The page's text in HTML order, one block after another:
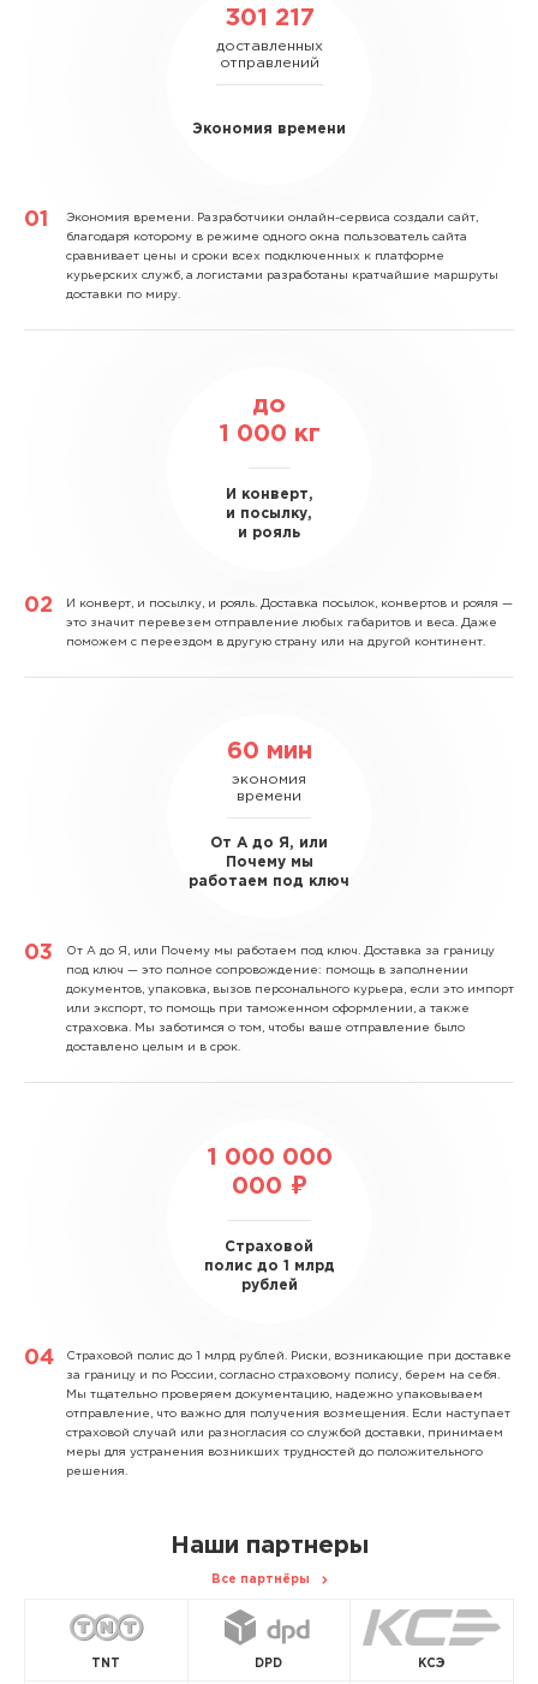
301 217
доставленных
отправлений
Экономия времени
Экономия времени. Разработчики онлайн-сервиса создали сайт,
благодаря которому в режиме одного окна пользователь сайта
сравнивает цены и сроки всех подключенных к платформе
курьерских служб, а логистами разработаны кратчайшие маршруты
доставки по миру.
до
1 000 кг
И конверт,
и посылку,
и рояль
И конверт, и посылку, и рояль. Доставка посылок, конвертов и рояля —
это значит перевезем отправление любых габаритов и веса. Даже
поможем с переездом в другую страну или на другой континент.
60 мин
экономия
времени
От А до Я, или
Почему мы
работаем под ключ
От А до Я, или Почему мы работаем под ключ. Доставка за границу
под ключ — это полное сопровождение: помощь в заполнении
документов, упаковка, вызов персонального курьера, если это импорт
или экспорт, то помощь при таможенном оформлении, а также
страховка. Мы заботимся о том, чтобы ваше отправление было
доставлено целым и в срок.
1 000 000
000 ₽
Страховой
полис до 1 млрд
рублей
Страховой полис до 1 млрд рублей. Риски, возникающие при доставке
за границу и по России, согласно страховому полису, берем на себя.
Мы тщательно проверяем документацию, надежно упаковываем
отправление, что важно для получения возмещения. Если наступает
страховой случай или разногласия со службой доставки, принимаем
меры для устранения возникших трудностей до положительного
решения.
Наши партнеры
Все партнёры
TNT DPD КСЭ